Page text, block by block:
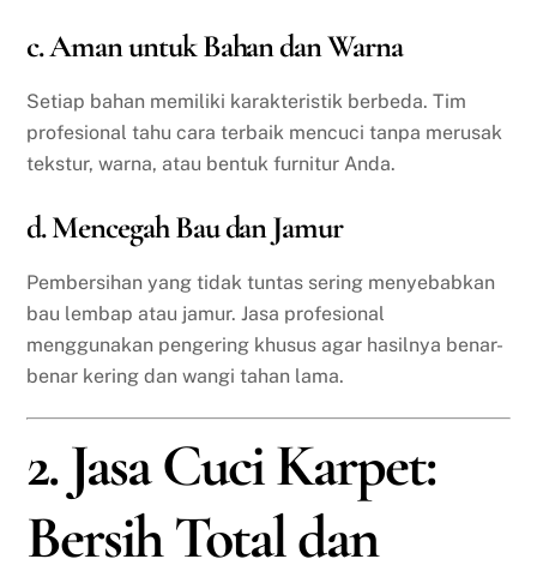
c. Aman untuk Bahan dan Warna
Setiap bahan memiliki karakteristik berbeda. Tim
profesional tahu cara terbaik mencuci tanpa merusak
tekstur, warna, atau bentuk furnitur Anda.
d. Mencegah Bau dan Jamur
Pembersihan yang tidak tuntas sering menyebabkan
bau lembap atau jamur. Jasa profesional
menggunakan pengering khusus agar hasilnya benar-
benar kering dan wangi tahan lama.
2. Jasa Cuci Karpet:
Bersih Total dan